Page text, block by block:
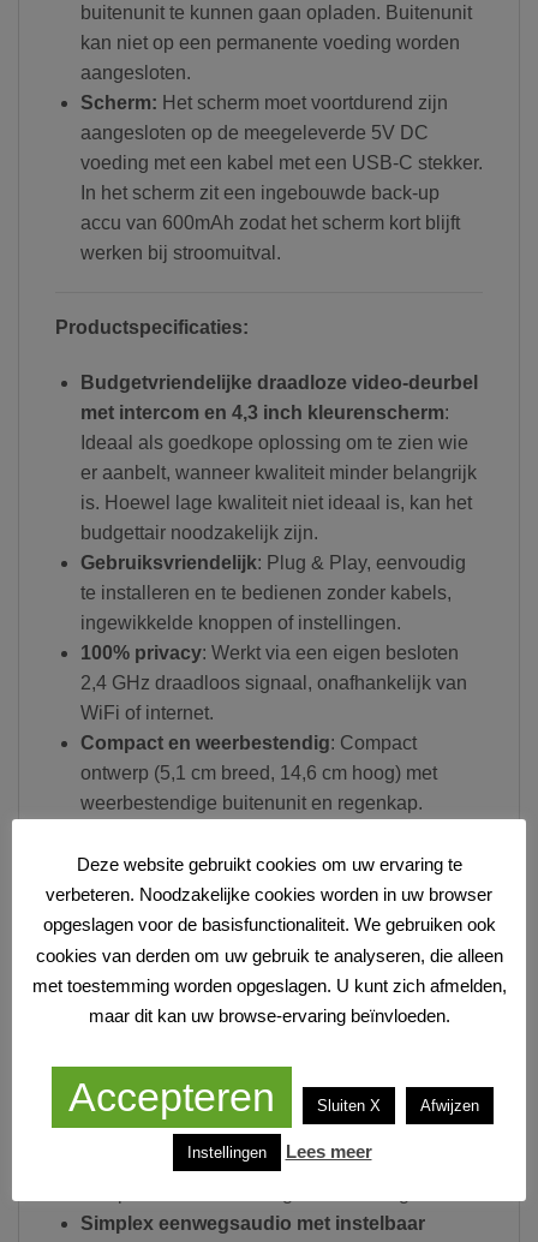
buitenunit te kunnen gaan opladen. Buitenunit
kan niet op een permanente voeding worden
aangesloten.
Scherm: Het scherm moet voortdurend zijn
aangesloten op de meegeleverde 5V DC
voeding met een kabel met een USB-C stekker.
In het scherm zit een ingebouwde back-up
accu van 600mAh zodat het scherm kort blijft
werken bij stroomuitval.
Productspecificaties:
Budgetvriendelijke draadloze video-deurbel
met intercom en 4,3 inch kleurenscherm:
Ideaal als goedkope oplossing om te zien wie
er aanbelt, wanneer kwaliteit minder belangrijk
is. Hoewel lage kwaliteit niet ideaal is, kan het
budgettair noodzakelijk zijn.
Gebruiksvriendelijk: Plug & Play, eenvoudig
te installeren en te bedienen zonder kabels,
ingewikkelde knoppen of instellingen.
100% privacy: Werkt via een eigen besloten
2,4 GHz draadloos signaal, onafhankelijk van
WiFi of internet.
Compact en weerbestendig: Compact
ontwerp (5,1 cm breed, 14,6 cm hoog) met
weerbestendige buitenunit en regenkap.
Bevestig met meegeleverde dubbelzijdige tape
of schroeven. Geen hoekmontagebeugel
beschikbaar.
Oplaadbare en uitneembare accu’s in
buitenunit : 2 uitneembare en oplaadbare
1800mAh accu’s van het type 18650, dus in
5V DC oplader met kabel met een USB-C
stekker achterin de buitenunit te steken. Er
moet 1 schroefje los gedraaid om de buitenunit
te kunnen gaan opladen. Buitenunit kan niet op
Simplex eenwegsaudio met instelbaar
Deze website gebruikt cookies om uw ervaring te
verbeteren. Noodzakelijke cookies worden in uw browser
opgeslagen voor de basisfunctionaliteit. We gebruiken ook
cookies van derden om uw gebruik te analyseren, die alleen
met toestemming worden opgeslagen. U kunt zich afmelden,
maar dit kan uw browse-ervaring beïnvloeden.
Accepteren Sluiten X Afwijzen
Instellingen Lees meer